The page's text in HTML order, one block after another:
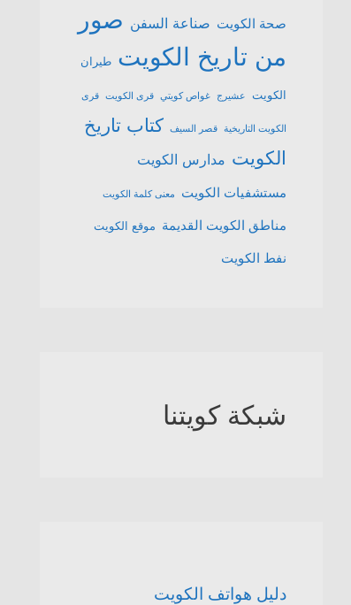
صحة الكويت صناعة السفن صور
من تاريخ الكويت طيران
الكويت عشیرج غواص كويتي قرى الكويت قرى
الكويت التاريخية قصر السيف كتاب تاريخ
الكويت مدارس الكويت
مستشفيات الكويت معنى كلمة الكويت
مناطق الكويت القديمة موقع الكويت
نفط الكويت
شبكة كويتنا
دليل هواتف الكويت